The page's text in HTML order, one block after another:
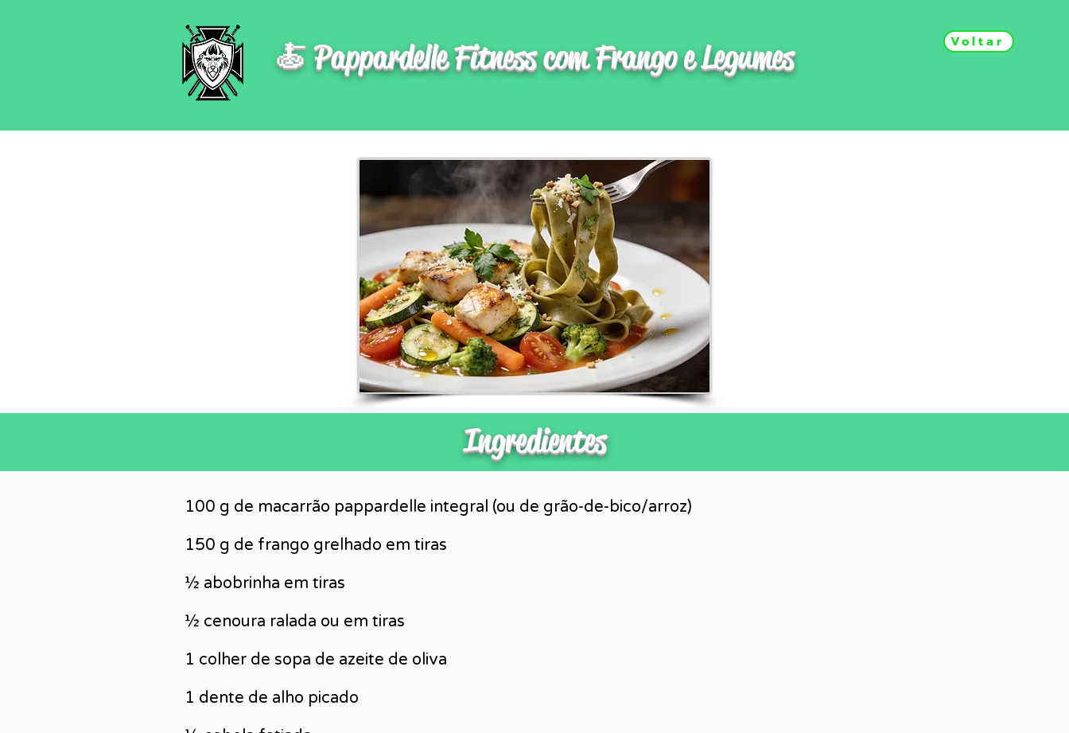
🍝 Pappardelle Fitness com Frango e Legumes Voltar
Ingredientes
100 g de macarrão pappardelle integral (ou de grão-de-bico/arroz)
150 g de frango grelhado em tiras
½ abobrinha em tiras
½ cenoura ralada ou em tiras
1 colher de sopa de azeite de oliva
1 dente de alho picado